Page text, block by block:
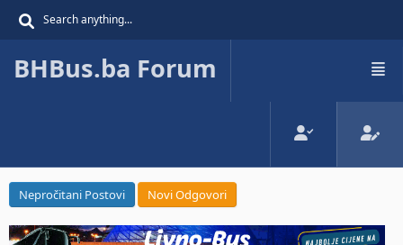
BHBus.ba Forum
Nepročitani Postovi Novi Odgovori